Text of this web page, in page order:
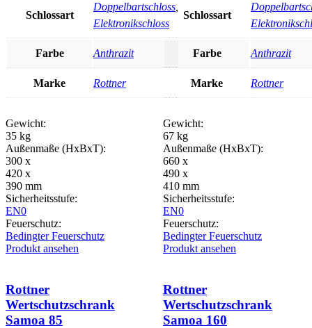
Schlossart
Doppelbartschloss
Elektronikschloss
Farbe Anthrazit
Marke Rottner
Gewicht:
35 kg
Außenmaße (HxBxT):
300 x
420 x
390 mm
Sicherheitsstufe:
EN0
Feuerschutz:
Bedingter Feuerschutz
Produkt ansehen
Schlossart
Farbe Anthrazit
Marke Rottner
Gewicht:
67 kg
Außenmaße (HxBxT):
660 x
490 x
410 mm
Sicherheitsstufe:
EN0
Feuerschutz:
Bedingter Feuerschutz
Produkt ansehen
Rottner
Wertschutzschrank
Samoa 85
Rottner
Wertschutzschrank
Samoa 160